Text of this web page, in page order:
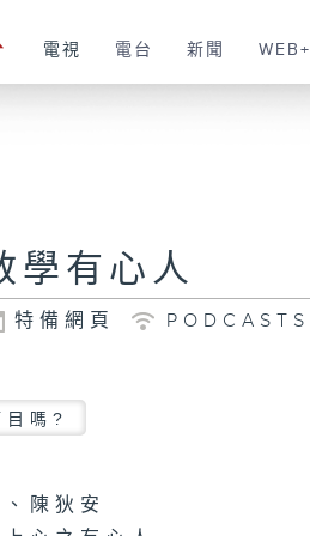
電視 電台 新聞 WEB+
學有心人
特備網頁 PODCASTS
目嗎?
陳狄安